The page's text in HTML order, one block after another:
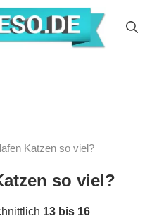
Katzen so viel?
so viel?
13 bis 16